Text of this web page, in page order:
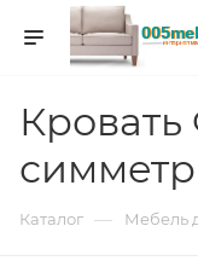
Каталог — Мебель